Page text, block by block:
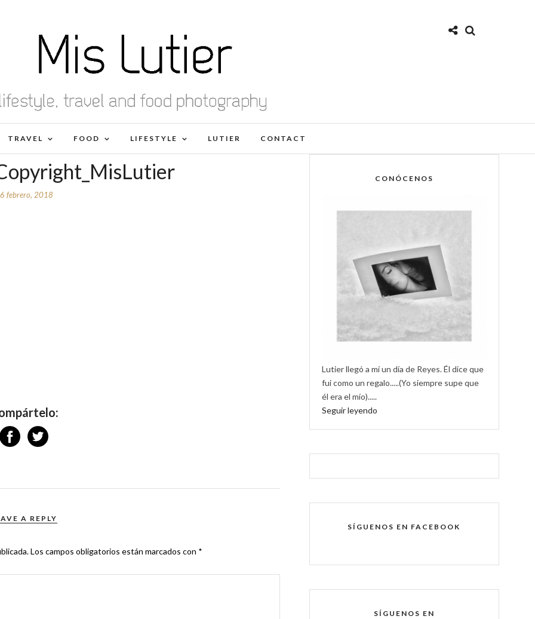
TRAVEL FOOD LIFESTYLE LUTIER CONTACT
febrero, 2018
A REPLY
Los campos obligatorios están marcados con *
CONÓCENOS
Lutier llegó a mí un día de Reyes. Él dice que
fui como un regalo.....(Yo siempre supe que
él era el mío).....
Seguir leyendo
SÍGUENOS EN FACEBOOK
SÍGUENOS EN